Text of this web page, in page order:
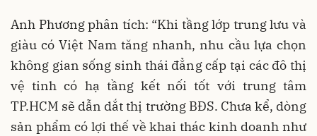
Anh Phương phân tích: “Khi tầng lớp trung lưu và
giàu có Việt Nam tăng nhanh, nhu cầu lựa chọn
không gian sống sinh thái đẳng cấp tại các đô thị
vệ tinh có hạ tầng kết nối tốt với trung tâm
TP.HCM sẽ dẫn dắt thị trường BĐS. Chưa kể, dòng
sản phẩm có lợi thế về khai thác kinh doanh như